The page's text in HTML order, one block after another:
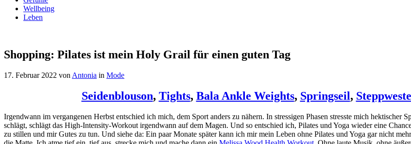
Wellbeing
Leben
Shopping: Pilates ist mein Holy Grail für einen guten Tag
17. Februar 2022 von Antonia in Mode
Seidenblouson, Tights, Bala Ankle Weights, Springseil, Steppweste
Irgendwann im vergangenen Herbst entschied ich mich, dem Sport anders zu nähern. In stressigen Phasen stresste mich hektischer
schlägt, schlägt das High-Intensity-Workout irgendwann auf dem Magen. Und so entschied ich, Pilates und Yoga wieder eine
zu stillen und mir Gutes zu tun. Und siehe da: Ein paar Monate später kann ich mir mein Leben ohne Pilates und Yoga gar nicht